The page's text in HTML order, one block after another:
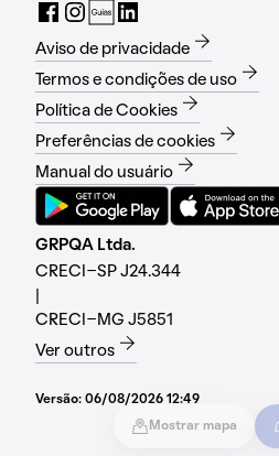
Mostrar mapa
Aviso de privacidade
Termos e condições de uso
Política de Cookies
Preferências de cookies
Manual do usuário
GRPQA Ltda.
CRECI-SP J24.344
CRECI-MG J5851
Ver outros
Versão: 06/08/2026 12:49